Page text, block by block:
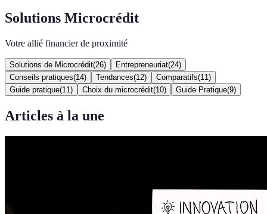
Solutions Microcrédit
Votre allié financier de proximité
Solutions de Microcrédit(26) Entrepreneuriat(24)
Conseils pratiques(14) Tendances(12) Comparatifs(11 )
Guide pratique(11 ) Choix du microcrédit(10) Guide Pratique(9)
Articles à la une